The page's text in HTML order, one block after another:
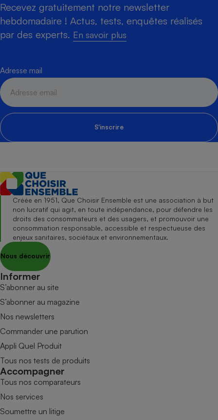
Recevez gratuitement notre newsletter
hebdomadaire ! Actus, tests, enquêtes réalisés
par des experts. En savoir plus
Adresse mail
S'inscrire
Créée en 1951, Que Choisir Ensemble est une association à but
non lucratif qui agit, en toute indépendance, pour défendre les
droits des consommateurs et des usagers, et promouvoir une
consommation responsable, accessible et respectueuse des
enjeux sanitaires, sociétaux et environnementaux.
Nous découvrir
Informer
S’abonner au site
S’abonner au magazine
Nos newsletters
Commander une parution
Appli Quel Produit
Tous nos tests de produits
Accompagner
Tous nos comparateurs
Nos services
Soumettre un litige